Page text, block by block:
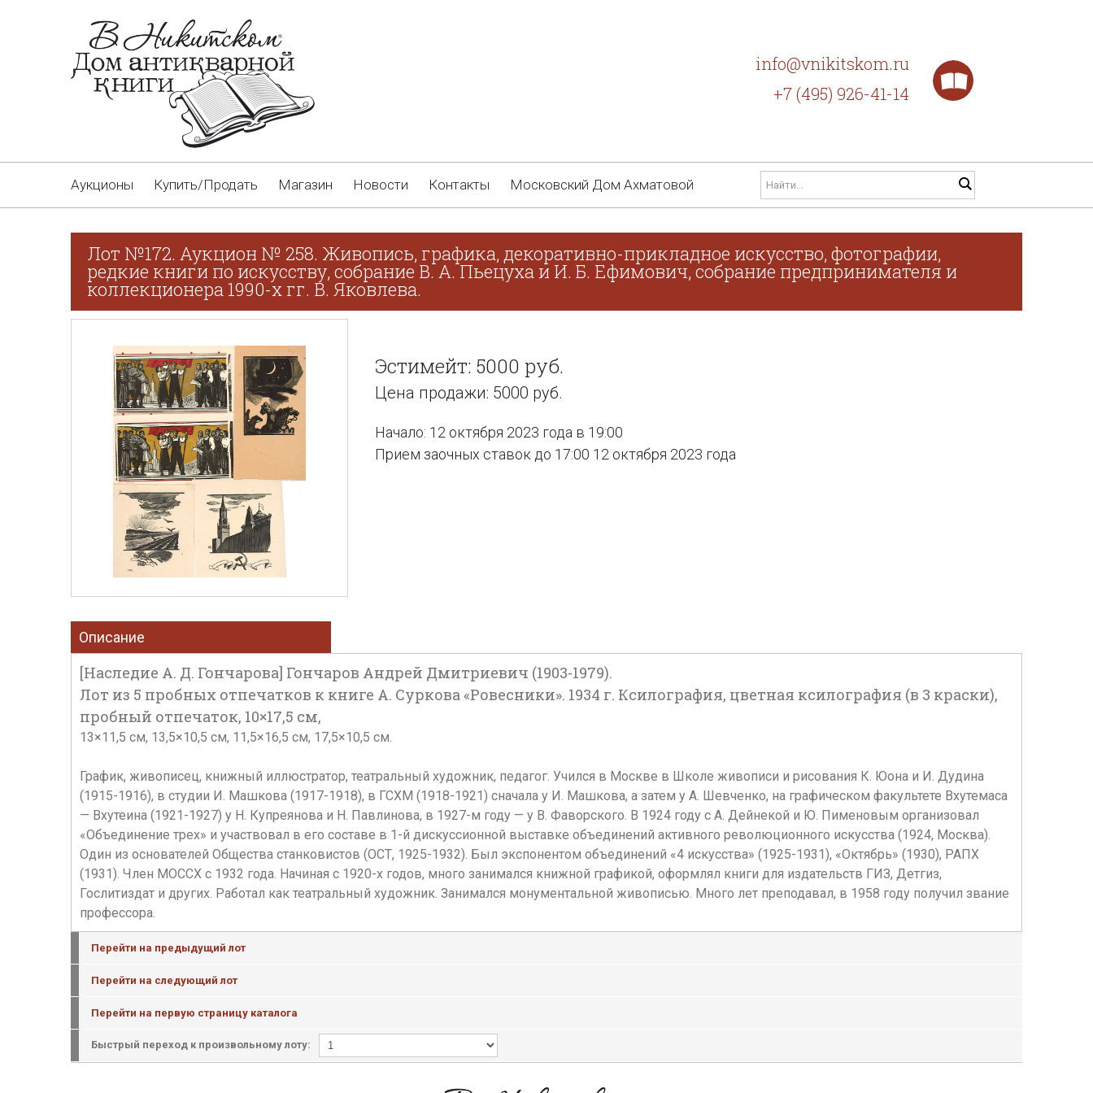
info@vnikitskom.ru
+7 (495) 926-41-14
Аукционы Купить/Продать Магазин Новости Контакты Московский Дом Ахматовой
Лот №172. Аукцион № 258. Живопись, графика, декоративно-прикладное искусство, фотографии,
редкие книги по искусству, собрание В. А. Пьецуха и И. Б. Ефимович, собрание предпринимателя и
коллекционера 1990-х гг. В. Яковлева.
Эстимейт: 5000 руб.
Цена продажи: 5000 руб.
Начало: 12 октября 2023 года в 19:00
Прием заочных ставок до 17:00 12 октября 2023 года
Описание
[Наследие А. Д. Гончарова] Гончаров Андрей Дмитриевич (1903-1979).
Лот из 5 пробных отпечатков к книге А. Суркова «Ровесники». 1934 г. Ксилография, цветная ксилография (в 3 краски),
пробный отпечаток, 10×17,5 см,
13×11,5 см, 13,5×10,5 см, 11,5×16,5 см, 17,5×10,5 см.
График, живописец, книжный иллюстратор, театральный художник, педагог. Учился в Москве в Школе живописи и рисования К. Юона и И. Дудина
(1915-1916), в студии И. Машкова (1917-1918), в ГСХМ (1918-1921) сначала у И. Машкова, а затем у А. Шевченко, на графическом факультете Вхутемаса
— Вхутеина (1921-1927) у Н. Купреянова и Н. Павлинова, в 1927-м году — у В. Фаворского. В 1924 году с А. Дейнекой и Ю. Пименовым организовал
«Объединение трех» и участвовал в его составе в 1-й дискуссионной выставке объединений активного революционного искусства (1924, Москва).
Один из основателей Общества станковистов (ОСТ, 1925-1932). Был экспонентом объединений «4 искусства» (1925-1931), «Октябрь» (1930), РАПХ
(1931). Член МОССХ с 1932 года. Начиная с 1920-х годов, много занимался книжной графикой, оформлял книги для издательств ГИЗ, Детгиз,
Гослитиздат и других. Работал как театральный художник. Занимался монументальной живописью. Много лет преподавал, в 1958 году получил звание
профессора.
Перейти на предыдущий лот
Перейти на следующий лот
Перейти на первую страницу каталога
Быстрый переход к произвольному лоту: